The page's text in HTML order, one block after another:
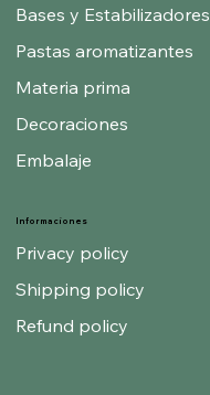
Informaciones
Privacy policy
Shipping policy
Refund policy
Bases y Estabilizadores
Pastas aromatizantes
Materia prima
Decoraciones
Embalaje